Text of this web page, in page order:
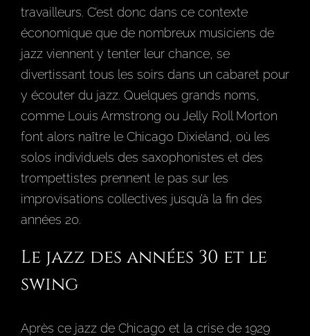
travailleurs. C’est donc dans ce contexte
économique que de nombreux musiciens de
jazz viennent y tenter leur chance, se
divertissant tous les soirs dans un cabaret pour
y écouter du jazz. Quelques grands noms,
comme Louis Armstrong ou Jelly Roll Morton
font alors naître le Chicago Dixieland, où les
solos individuels des saxophonistes et des
trompettistes prennent le pas sur les
improvisations collectives jusqu’à la fin des
années 20.
Le jazz des années 30 et le
swing
Après ce jazz de Chicago et la crise de 1929